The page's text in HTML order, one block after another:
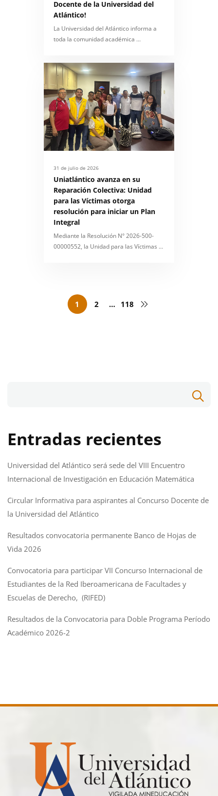
Docente de la Universidad del
Atlántico!
La Universidad del Atlántico informa a
toda la comunidad académica …
31 de julio de 2026
Uniatlántico avanza en su
Reparación Colectiva: Unidad
para las Víctimas otorga
resolución para iniciar un Plan
Integral
Mediante la Resolución N° 2026-500-
00000552, la Unidad para las Víctimas …
1 2 … 118
Entradas recientes
Universidad del Atlántico será sede del VIII Encuentro
Internacional de Investigación en Educación Matemática
Circular Informativa para aspirantes al Concurso Docente de
la Universidad del Atlántico
Resultados convocatoria permanente Banco de Hojas de
Vida 2026
Convocatoria para participar VII Concurso Internacional de
Estudiantes de la Red Iberoamericana de Facultades y
Escuelas de Derecho, (RIFED)
Resultados de la Convocatoria para Doble Programa Período
Académico 2026-2